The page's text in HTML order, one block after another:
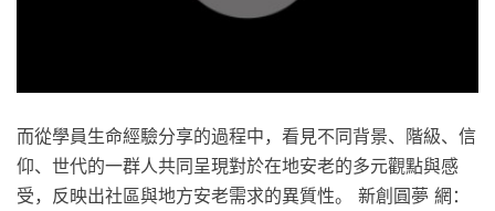
而從學員生命經驗分享的過程中，看見不同背景、階級、信
仰、世代的一群人共同呈現對於在地安老的多元觀點與感
受，反映出社區與地方安老需求的異質性。 新創圓夢 網：